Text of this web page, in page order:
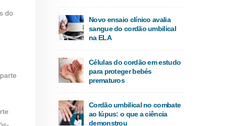
do
Novo ensaio clínico avalia
sangue do cordão umbilical
na ELA
Células do cordão em estudo
para proteger bebés
prematuros
Cordão umbilical no combate
ao lúpus: o que a ciência
demonstrou